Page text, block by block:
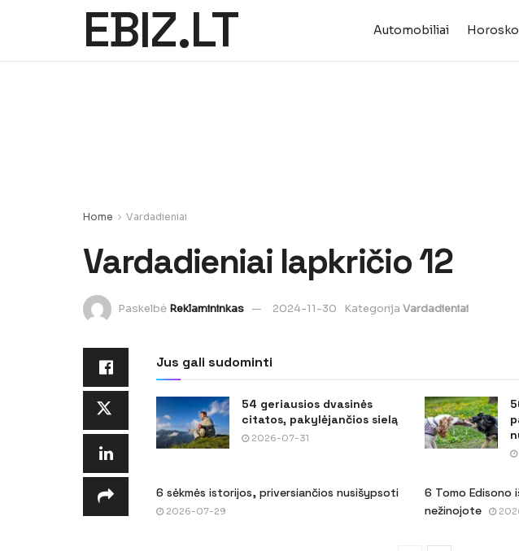
EBIZ.LT Automobiliai
Home Vardadieniai
Vardadieniai lapkričio 12
Paskelbė Reklamininkas 2024-11-30 Kategorija Vardadieniai
Jus gali sudominti
54 geriausios dvasinės
citatos, pakylėjančios sielą
2026-07-31
6 sėkmės istorijos, priversiančios nusišypsoti
2026-07-29
6 Tomo Edisono
nežinojote